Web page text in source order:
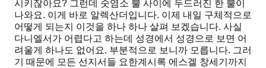
시키잖아요? 그런데 숫염소 뿔 사이에 두드러진 한 뿔이
나와요. 이게 바로 알렉산더입니다. 이제 내일 구체적으로
어떻게 되는지 이것을 하나 하나 살펴 보겠습니다. 사실
다니엘서가 어렵다고 하는데 성경에서 성경으로 보면 어
려울게 하나도 없어요. 부분적으로 보니까 모릅니다. 그러
기 때문에 모든 선지서들 요한계시록 에스겔 창세기까지